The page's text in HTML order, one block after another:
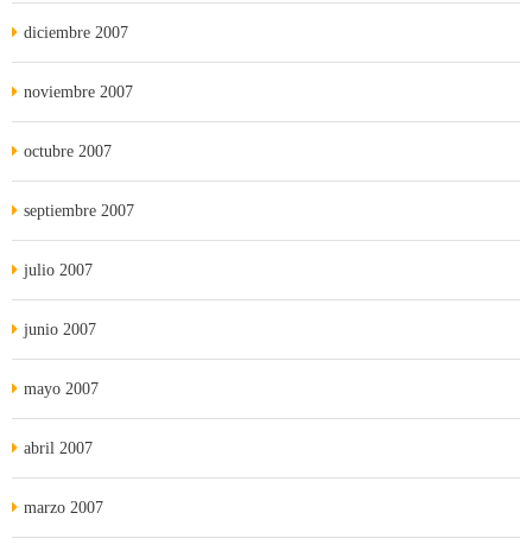
diciembre 2007
noviembre 2007
octubre 2007
septiembre 2007
julio 2007
junio 2007
mayo 2007
abril 2007
marzo 2007